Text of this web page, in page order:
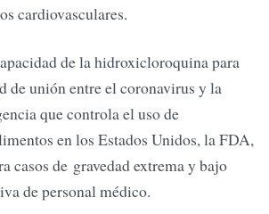
cardiovasculares.
de la hidroxicloroquina para
de unión entre el coronavirus y la
que controla el uso de
en los Estados Unidos, la FDA,
casos de gravedad extrema y bajo
de personal médico.